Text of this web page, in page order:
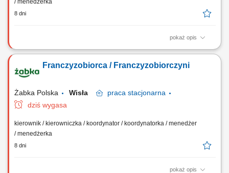
/ menedżerka
8 dni
pokaż opis
Główne zadania: Prowadzenie własnej działalności gospodarczej w
obsługi. Monitorowanie stanów magazynowych i zamówień.
Dostosowywanie asortymentu sklepu do potrzeb lokalnego rynku.
Franczyzobiorca / Franczyzobiorczyni
Żabka Polska Wisła praca stacjonarna
dziś wygasa
kierownik / kierowniczka / koordynator / koordynatorka / menedżer
/ menedżerka
8 dni
pokaż opis